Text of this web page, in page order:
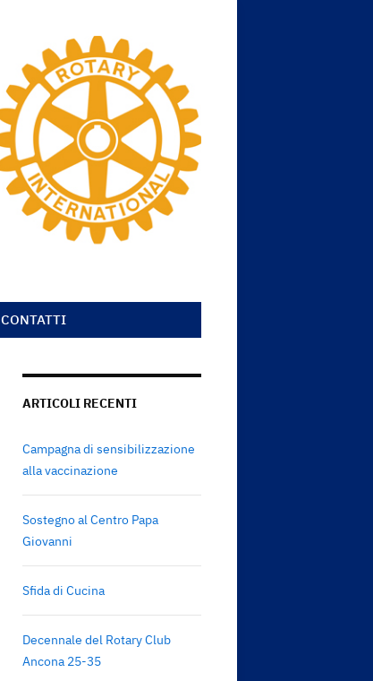
CONTATTI
ARTICOLI RECENTI
Campagna di sensibilizzazione
alla vaccinazione
Sostegno al Centro Papa
Giovanni
Sfida di Cucina
Decennale del Rotary Club
Ancona 25-35